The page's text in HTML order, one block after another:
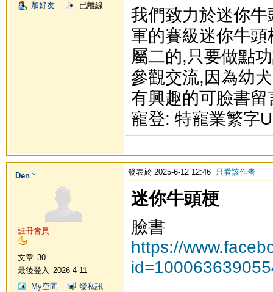
加好友
已離線
我們致力於迷你
軍的賽級迷你牛
屬二的,只要做點
參觀交流,因為幼
有興趣的可臉書
寵登: 特寵業繁字
Den
註冊會員
文章 30
最後登入
2026-4-11
My空間
發私訊
發表於 2025-6-12 12:46 只看該作者
迷你牛頭梗
臉書
https://